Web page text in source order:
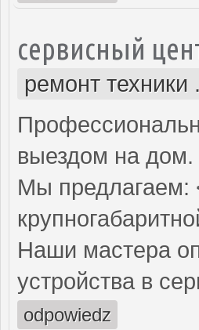
сервисный
ремонт
выездом на дом.
Мы предлагаем:
Наши мастера
устройства в
odpowiedz